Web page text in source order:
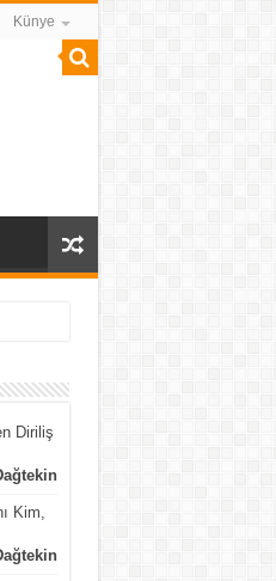
Künye
Diriliş
Kim,